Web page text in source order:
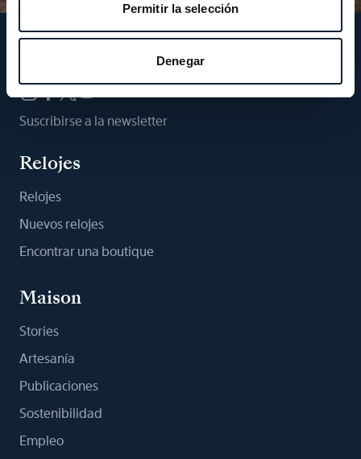
Permitir la selección
Denegar
Suscribirse a la newsletter
Relojes
Relojes
Nuevos relojes
Encontrar una boutique
Maison
Stories
Artesanía
Publicaciones
Sostenibilidad
Empleo